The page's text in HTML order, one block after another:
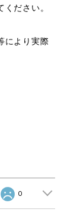
ださい。
により実際
0